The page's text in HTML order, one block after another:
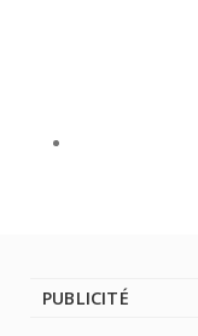
PUBLICITÉ